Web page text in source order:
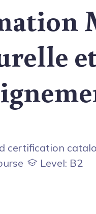
certification
Level: B2